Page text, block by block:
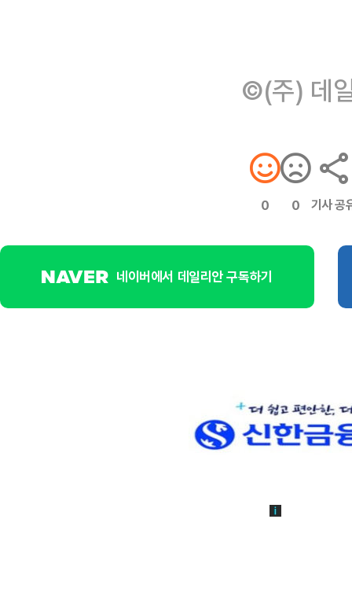
©(주) 데
0 0 기사 공
네이버에서 데일리안 구독하기